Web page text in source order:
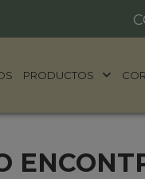
PRODUCTOS